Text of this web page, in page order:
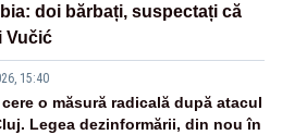
doi bărbați, suspectați că
Vučić
15:40
o măsură radicală după atacul
Legea dezinformării, din nou în